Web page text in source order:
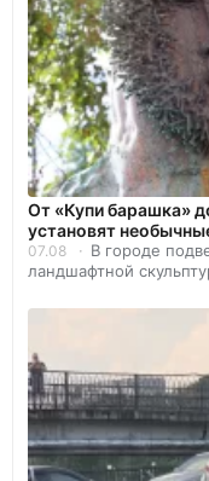
От «Купи барашка»
установят
07.08
В городе
ландшафтной